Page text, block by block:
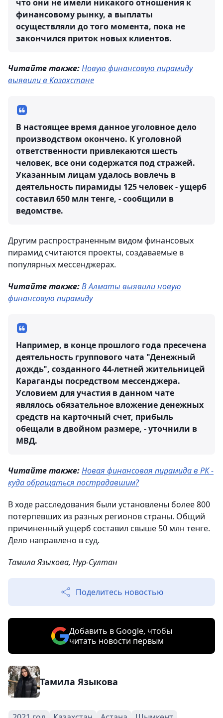
что они не имели никакого отношения к
финансовому рынку, а выплаты
осуществляли до того момента, пока не
закончился приток новых клиентов.
Читайте также:Новую финансовую пирамиду
выявили в Казахстане
В настоящее время данное уголовное дело
производством окончено. К уголовной
ответственности привлекаются шесть
человек, все они содержатся под стражей.
Указанным лицам удалось вовлечь в
деятельность пирамиды 125 человек - ущерб
составил 650 млн тенге, - сообщили в
ведомстве.
Другим распространенным видом финансовых
пирамид считаются проекты, создаваемые в
популярных мессенджерах.
Читайте также:В Алматы выявили новую
финансовую пирамиду
Например, в конце прошлого года пресечена
деятельность группового чата "Денежный
дождь", созданного 44-летней жительницей
Караганды посредством мессенджера.
Условием для участия в данном чате
являлось обязательное вложение денежных
средств на карточный счет, прибыль
обещали в двойном размере, - уточнили в
МВД.
Читайте также:Новая финансовая пирамида в РК -
куда обращаться пострадавшим?
В ходе расследования были установлены более 800
потерпевших из разных регионов страны. Общий
причиненный ущерб составил свыше 50 млн тенге.
Дело направлено в суд.
Тамила Языкова, Нур-Султан
Поделитесь новостью
Добавить в Google, чтобы
читать новости первым
Тамила Языкова